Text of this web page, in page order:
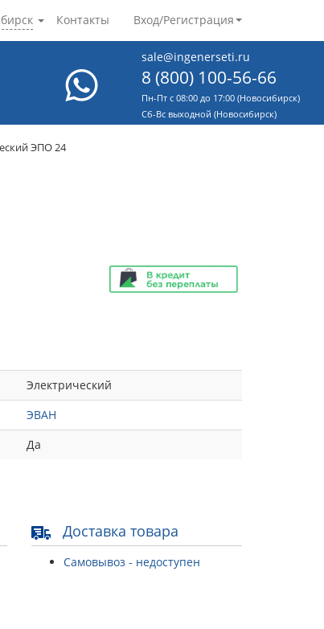
Контакты Вход/Регистрация
sale@ingenerseti.ru
8 (800) 100-56-66
Пн-Пт с 08:00 до 17:00 (Новосибирск)
Cб-Вс выходной (Новосибирск)
ЭПО 24
Электрический
ЭВАН
Да
Доставка товара
Самовывоз - недоступен